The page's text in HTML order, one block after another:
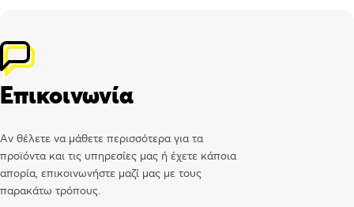
Επικοινωνία
Αν θέλετε να μάθετε περισσότερα για τα
προϊόντα και τις υπηρεσίες μας ή έχετε κάποια
απορία, επικοινωνήστε μαζί μας με τους
παρακάτω τρόπους.